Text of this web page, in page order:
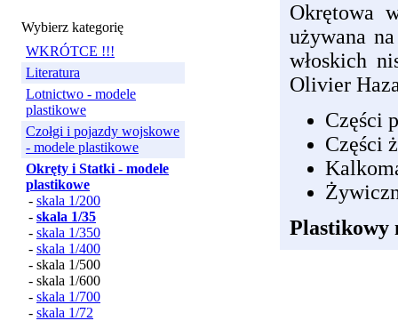
Wybierz kategorię
WKRÓTCE !!!
Literatura
Lotnictwo - modele
plastikowe
Czołgi i pojazdy wojskowe
- modele plastikowe
Okręty i Statki - modele
plastikowe
- skala 1/200
- skala 1/35
- skala 1/350
- skala 1/400
- skala 1/500
- skala 1/600
- skala 1/700
- skala 1/72
Okrętowa
używana
włoskich
Olivier
Części
Części
Plastikowy